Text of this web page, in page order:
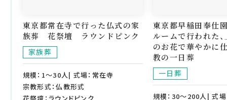
東京都常在寺で行った仏式の家
族葬 花祭壇 ラウンドピンク
家族葬
規模：1～30人| 式場：常在寺
宗教形式：仏教形式
東京都早稲田奉仕
ルームで行われた
のお花で華やかに
教の一日葬
一日葬
規模：30～200人| 式